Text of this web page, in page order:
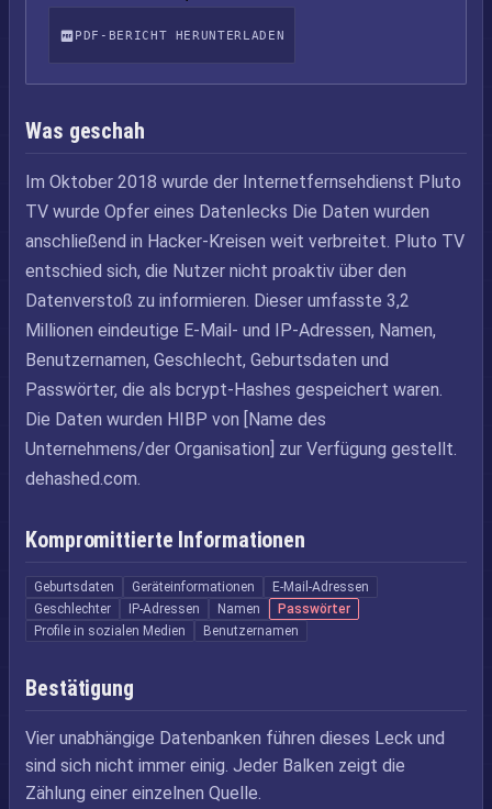
PDF-BERICHT HERUNTERLADEN
Was geschah
Im Oktober 2018 wurde der Internetfernsehdienst Pluto
TV wurde Opfer eines Datenlecks Die Daten wurden
anschließend in Hacker-Kreisen weit verbreitet. Pluto TV
entschied sich, die Nutzer nicht proaktiv über den
Datenverstoß zu informieren. Dieser umfasste 3,2
Millionen eindeutige E-Mail- und IP-Adressen, Namen,
Benutzernamen, Geschlecht, Geburtsdaten und
Passwörter, die als bcrypt-Hashes gespeichert waren.
Die Daten wurden HIBP von [Name des
Unternehmens/der Organisation] zur Verfügung gestellt.
dehashed.com.
Kompromittierte Informationen
Geburtsdaten Geräteinformationen
E-Mail-Adressen
Geschlechter
IP-Adressen Namen
Passwörter
Profile in sozialen Medien
Benutzernamen
Bestätigung
Vier unabhängige Datenbanken führen dieses Leck und
sind sich nicht immer einig. Jeder Balken zeigt die
Zählung einer einzelnen Quelle.